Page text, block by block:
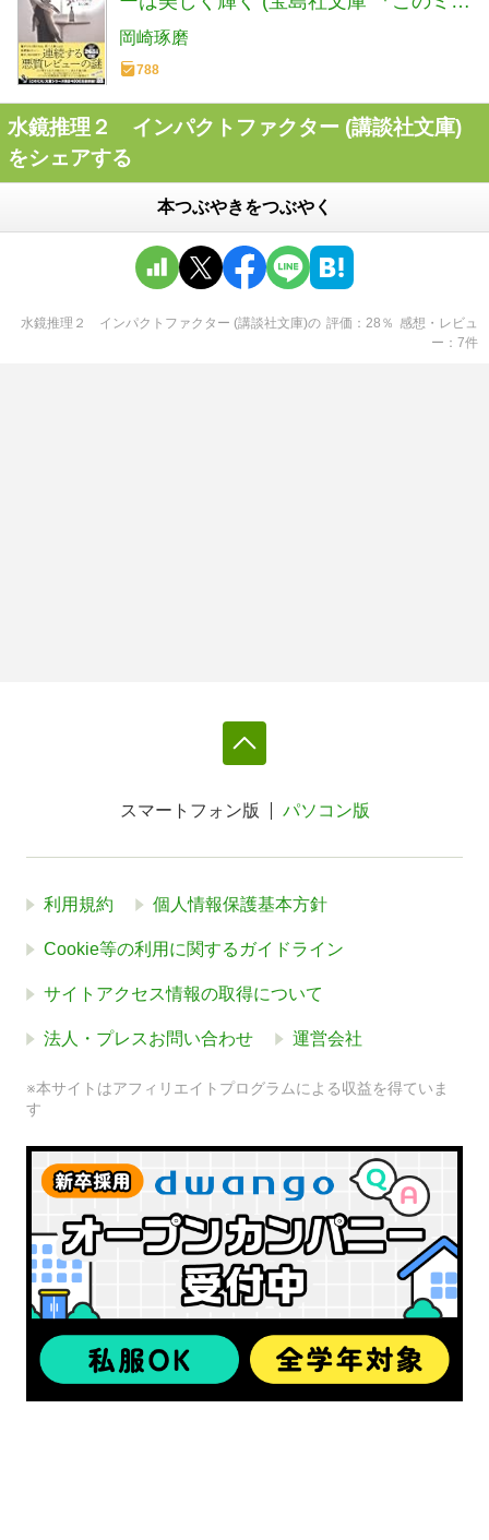
ス』大賞シリーズ)
岡崎琢磨
788
水鏡推理２ インパクトファクター (講談社文庫)
をシェアする
本つぶやきをつぶやく
水鏡推理２ インパクトファクター (講談社文庫)の 評価 28 ％ 感想・レビュ
ー
7件
スマートフォン版 パソコン版
利用規約 個人情報保護基本方針
Cookie等の利用に関するガイドライン
サイトアクセス情報の取得について
法人・プレスお問い合わせ 運営会社
※本サイトはアフィリエイトプログラムによる収益を得ていま
す